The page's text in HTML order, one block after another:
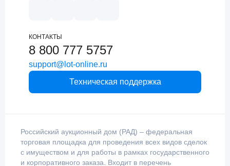
КОНТАКТЫ
8 800 777 5757
support@lot-online.ru
Техническая поддержка
Российский аукционный дом (РАД) – федеральная
торговая площадка для проведения всех видов сделок
с имуществом и для работы в рамках государственного
и корпоративного заказа. Входит в перечень